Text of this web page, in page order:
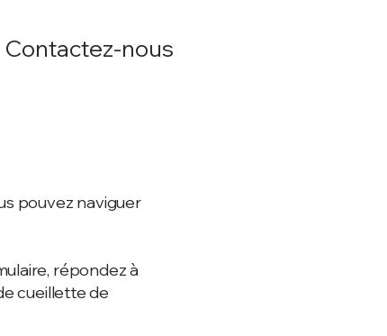
Contactez-nous
pouvez naviguer
répondez à
cueillette de